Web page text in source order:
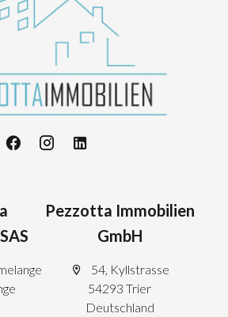
Pezzotta Immobilien
GmbH
54, Kyllstrasse
54293 Trier
Deutschland